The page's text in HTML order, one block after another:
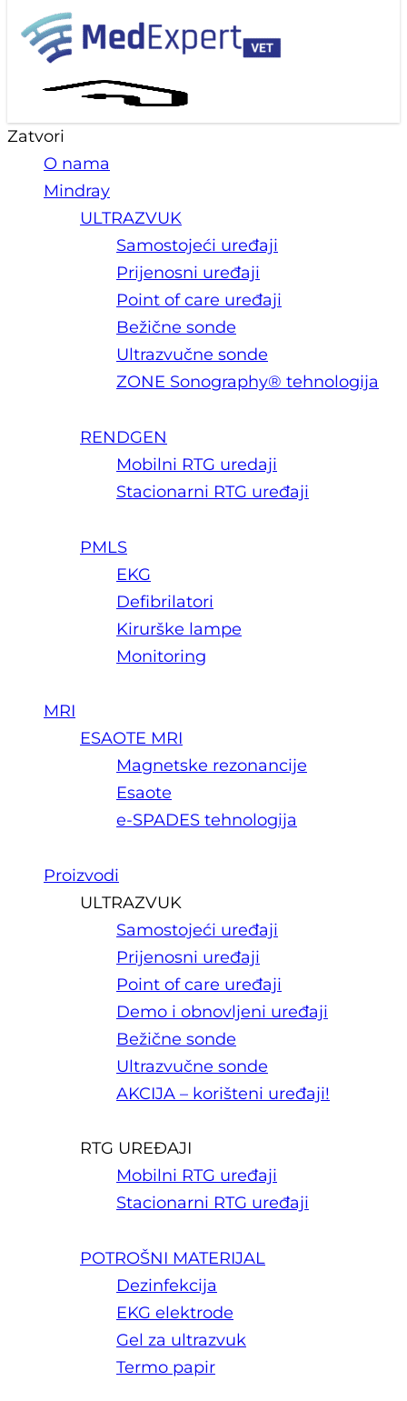
Zatvori
O nama
Mindray
ULTRAZVUK
Samostojeći uređaji
Prijenosni uređaji
Point of care uređaji
Bežične sonde
Ultrazvučne sonde
ZONE Sonography® tehnologija
RENDGEN
Mobilni RTG uredaji
Stacionarni RTG uređaji
PMLS
EKG
Defibrilatori
Kirurške lampe
Monitoring
MRI
ESAOTE MRI
Magnetske rezonancije
Esaote
e-SPADES tehnologija
Proizvodi
ULTRAZVUK
Samostojeći uređaji
Prijenosni uređaji
Point of care uređaji
Demo i obnovljeni uređaji
Bežične sonde
Ultrazvučne sonde
AKCIJA – korišteni uređaji!
RTG UREĐAJI
Mobilni RTG uređaji
Stacionarni RTG uređaji
POTROŠNI MATERIJAL
Dezinfekcija
EKG elektrode
Gel za ultrazvuk
Termo papir